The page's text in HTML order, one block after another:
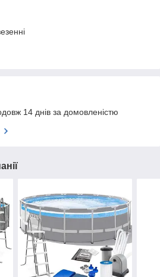
14 днів за домовленістю